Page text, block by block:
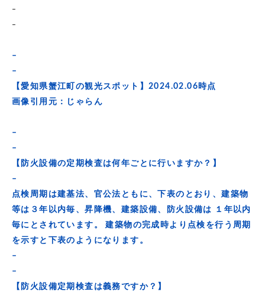
–
–
–
–
【愛知県蟹江町の観光スポット】2024.02.06時点
画像引用元：じゃらん
–
–
【防火設備の定期検査は何年ごとに行いますか？】
–
点検周期は建基法、官公法ともに、下表のとおり、建築物
等は３年以内毎、昇降機、建築設備、防火設備は １年以内
毎にとされています。 建築物の完成時より点検を行う周期
を示すと下表のようになります。
–
–
【防火設備定期検査は義務ですか？】